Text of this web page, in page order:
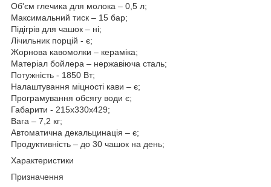
Об'єм глечика для молока – 0,5 л;
Максимальний тиск – 15 бар;
Підігрів для чашок – ні;
Лічильник порцій - є;
Жорнова кавомолки – кераміка;
Матеріал бойлера – нержавіюча сталь;
Потужність - 1850 Вт;
Налаштування міцності кави – є;
Програмування обсягу води є;
Габарити - 215x330x429;
Вага – 7,2 кг;
Автоматична декальцинація – є;
Продуктивність – до 30 чашок на день;
Характеристики
Призначення